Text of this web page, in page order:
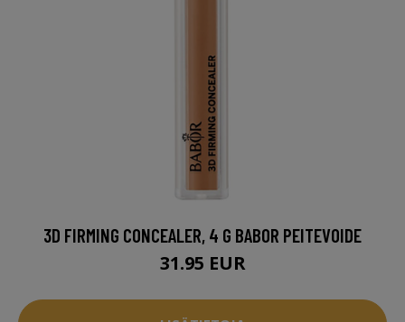
3D FIRMING CONCEALER, 4 G BABOR PEITEVOIDE
31.95 EUR